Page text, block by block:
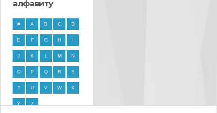
алфавиту
# A B C D
E F G H I
J K L M N
O P Q R S
T U V W X
Y Z